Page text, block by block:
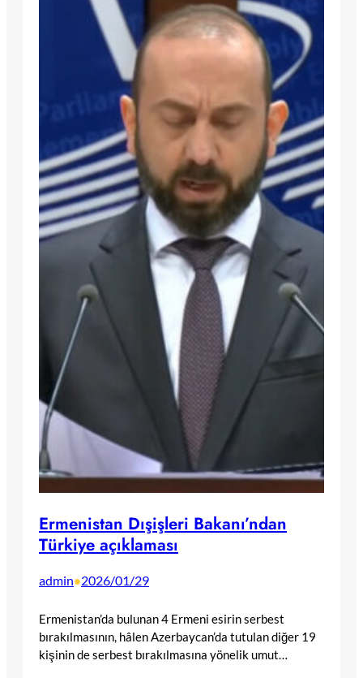
Ermenistan Dışişleri Bakanı’ndan
Türkiye açıklaması
admin•2026/01/29
Ermenistan’da bulunan 4 Ermeni esirin serbest
bırakılmasının, hâlen Azerbaycan’da tutulan diğer 19
kişinin de serbest bırakılmasına yönelik umut…